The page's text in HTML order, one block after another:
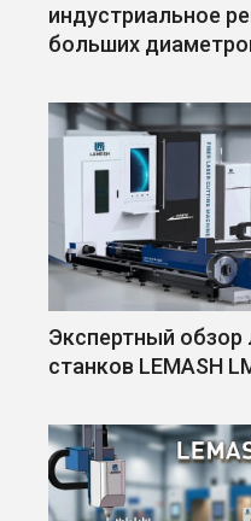
индустриальное
больших
Экспертный обзор
станков LEMASH